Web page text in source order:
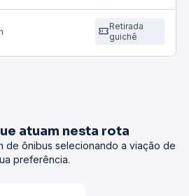
Retirada
guichê
atuam nesta rota
de ônibus selecionando a viação de
preferência.